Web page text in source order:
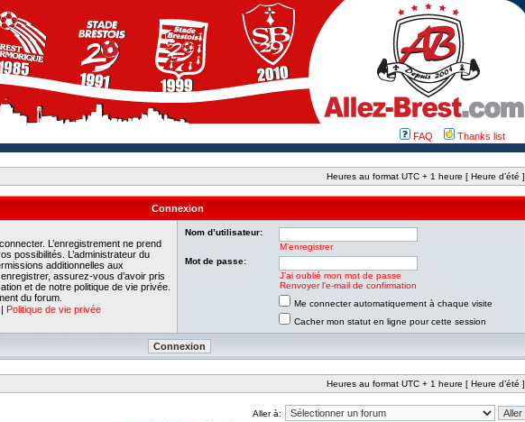
FAQ Thanks list
Heures au format UTC + 1 heure [ Heure d’été ]
Connexion
L’enregistrement ne prend
possibilités. L’administrateur du
additionnelles aux
assurez-vous d’avoir pris
et de notre politique de vie privée.
du forum.
| Politique de vie privée
Nom d’utilisateur:
M’enregistrer
Mot de passe:
J’ai oublié mon mot de passe
Renvoyer l’e-mail de confirmation
Me connecter automatiquement à chaque visite
Cacher mon statut en ligne pour cette session
Heures au format UTC + 1 heure [ Heure d’été ]
Aller à: